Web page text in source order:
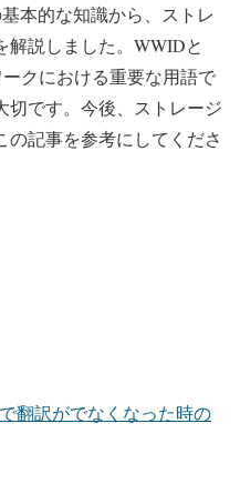
本的な知識から、ストレ
解説しました。WWIDと
クにおける重要な用語で
切です。今後、ストレージ
記事を参考にしてくださ
で翻訳がでなくなった時の